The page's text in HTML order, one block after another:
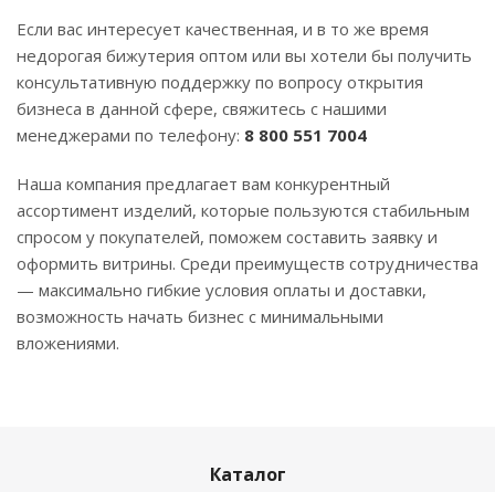
Если вас интересует качественная, и в то же время
недорогая бижутерия оптом или вы хотели бы получить
консультативную поддержку по вопросу открытия
бизнеса в данной сфере, свяжитесь с нашими
менеджерами по телефону: 8 800 551 7004
Наша компания предлагает вам конкурентный
ассортимент изделий, которые пользуются стабильным
спросом у покупателей, поможем составить заявку и
оформить витрины. Среди преимуществ сотрудничества
— максимально гибкие условия оплаты и доставки,
возможность начать бизнес с минимальными
вложениями.
Каталог